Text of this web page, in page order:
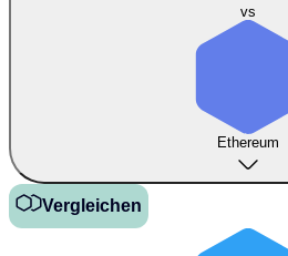
vs
Ethereum
Vergleichen